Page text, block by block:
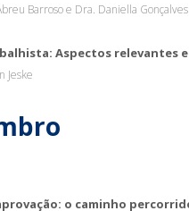
Barroso e Dra. Daniella
Aspectos relevantes
Jeske
o caminho